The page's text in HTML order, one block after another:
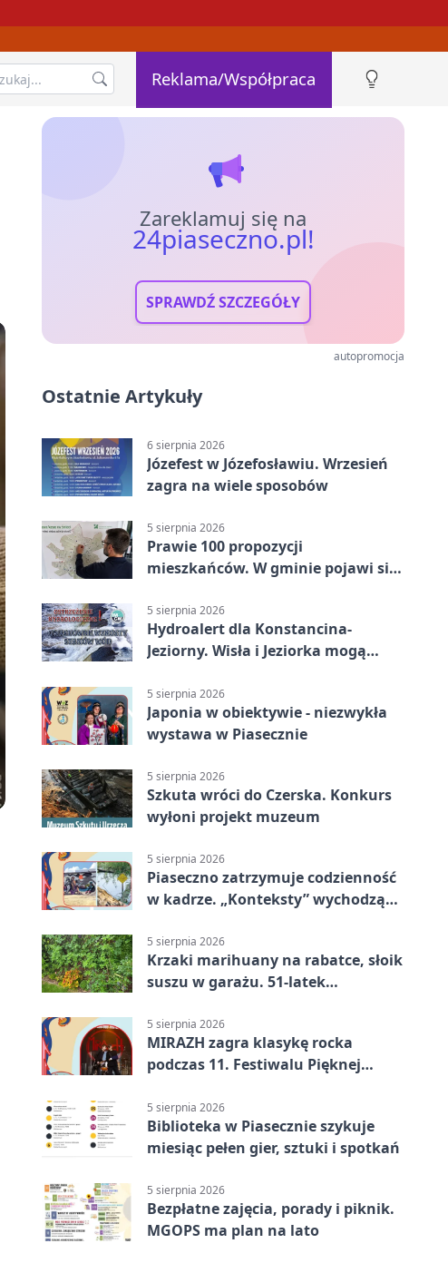
Reklama/Współpraca
Zareklamuj się na
24piaseczno.pl!
SPRAWDŹ SZCZEGÓŁY
autopromocja
Ostatnie Artykuły
6 sierpnia 2026
Józefest w Józefosławiu. Wrzesień
zagra na wiele sposobów
5 sierpnia 2026
Prawie 100 propozycji
mieszkańców. W gminie pojawi się
5 sierpnia 2026
Hydroalert dla Konstancina-
Jeziorny. Wisła i Jeziorka mogą
5 sierpnia 2026
Japonia w obiektywie - niezwykła
wystawa w Piasecznie
5 sierpnia 2026
Szkuta wróci do Czerska. Konkurs
wyłoni projekt muzeum
5 sierpnia 2026
Piaseczno zatrzymuje codzienność
w kadrze. „Konteksty” wychodzą
5 sierpnia 2026
Krzaki marihuany na rabatce, słoik
suszu w garażu. 51-latek
5 sierpnia 2026
MIRAZH zagra klasykę rocka
podczas 11. Festiwalu Pięknej
5 sierpnia 2026
Biblioteka w Piasecznie szykuje
miesiąc pełen gier, sztuki i spotkań
5 sierpnia 2026
Bezpłatne zajęcia, porady i piknik.
MGOPS ma plan na lato